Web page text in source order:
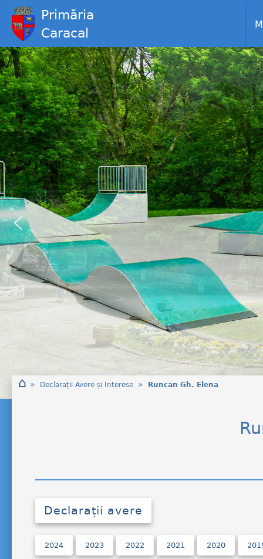
Primăria
Caracal
⌂ » Declarații Avere și Interese » Runcan Gh. Elena
Declarații avere
2024 2023 2022 2021 2020